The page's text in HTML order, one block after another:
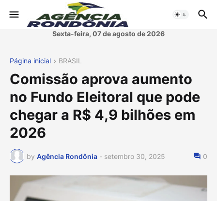
Sexta-feira, 07 de agosto de 2026
Página inicial BRASIL
Comissão aprova aumento
no Fundo Eleitoral que pode
chegar a R$ 4,9 bilhões em
2026
by Agência Rondônia - setembro 30, 2025 0